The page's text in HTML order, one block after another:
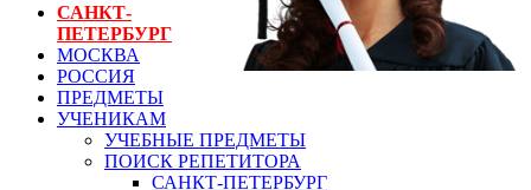
САНКТ-
ПЕТЕРБУРГ
МОСКВА
РОССИЯ
ПРЕДМЕТЫ
УЧЕНИКАМ
УЧЕБНЫЕ ПРЕДМЕТЫ
ПОИСК РЕПЕТИТОРА
САНКТ-ПЕТЕРБУРГ